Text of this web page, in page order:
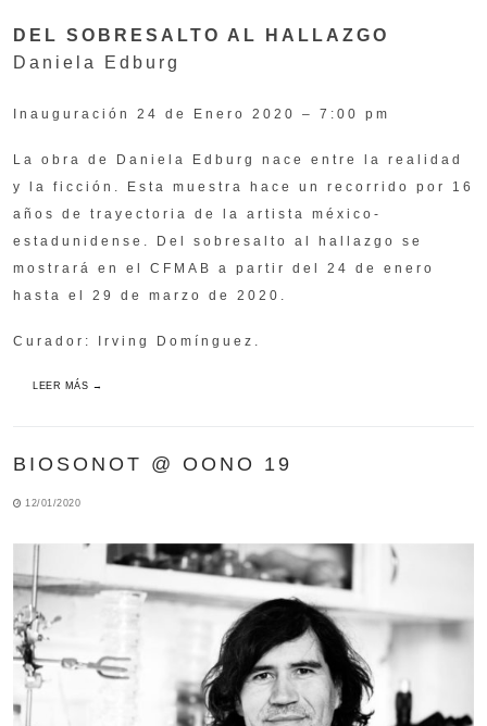
DEL SOBRESALTO AL HALLAZGO
Daniela Edburg
Inauguración 24 de Enero 2020 – 7:00 pm
La obra de Daniela Edburg nace entre la realidad
y la ficción. Esta muestra hace un recorrido por 16
años de trayectoria de la artista méxico-
estadunidense. Del sobresalto al hallazgo se
mostrará en el CFMAB a partir del 24 de enero
hasta el 29 de marzo de 2020.
Curador: Irving Domínguez.
LEER MÁS →
BIOSONOT @ OONO 19
12/01/2020